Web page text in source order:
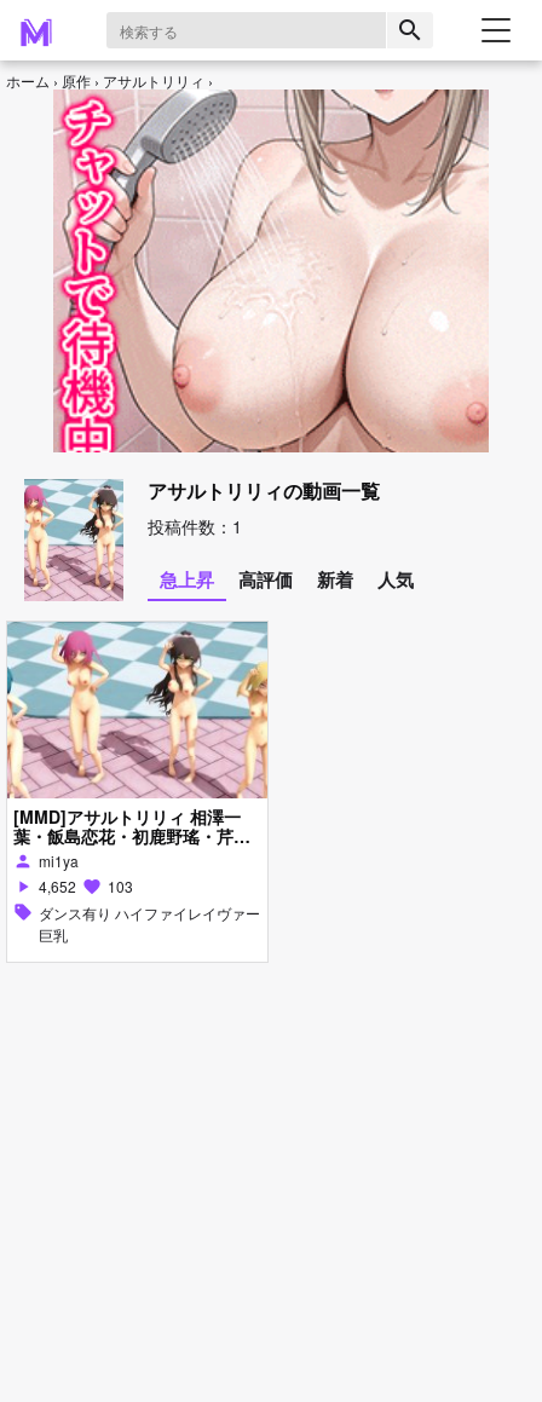
search
ホーム 原作 アサルトリリィ
アサルトリリィの動画一覧
投稿件数：1
急上昇 高評価 新着 人気
[MMD]アサルトリリィ 相澤一
葉・飯島恋花・初鹿野瑤・芹沢
千香瑠 ハイファイレイヴァー
person mi1ya
play_arrow 4,652 favorite 103
sell ダンス有り ハイファイレイヴァー
巨乳